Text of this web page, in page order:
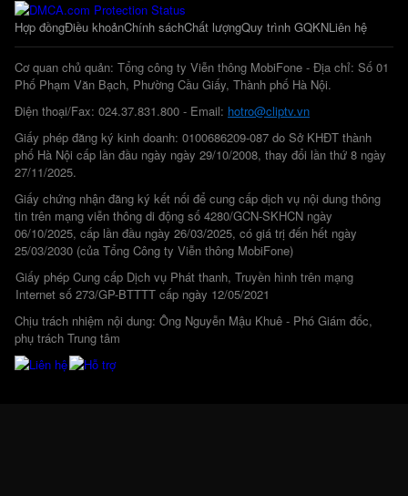
Hợp đồngĐiều khoảnChính sáchChất lượngQuy trình GQKNLiên hệ
Cơ quan chủ quản: Tổng công ty Viễn thông MobiFone - Địa chỉ: Số 01
Phố Phạm Văn Bạch, Phường Cầu Giấy, Thành phố Hà Nội.
Điện thoại/Fax: 024.37.831.800 - Email: hotro@cliptv.vn
Giấy phép đăng ký kinh doanh: 0100686209-087 do Sở KHĐT thành
phố Hà Nội cấp lần đầu ngày ngày 29/10/2008, thay đổi lần thứ 8 ngày
27/11/2025.
Giấy chứng nhận đăng ký kết nối để cung cấp dịch vụ nội dung thông
tin trên mạng viễn thông di động số 4280/GCN-SKHCN ngày
06/10/2025, cấp lần đầu ngày 26/03/2025, có giá trị đến hết ngày
25/03/2030 (của Tổng Công ty Viễn thông MobiFone)
Giấy phép Cung cấp Dịch vụ Phát thanh, Truyền hình trên mạng
Internet số 273/GP-BTTTT cấp ngày 12/05/2021
Chịu trách nhiệm nội dung: Ông Nguyễn Mậu Khuê - Phó Giám đốc,
phụ trách Trung tâm